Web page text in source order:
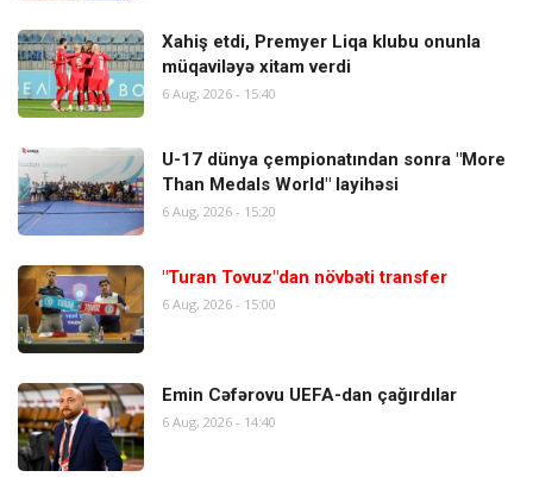
Xahiş etdi, Premyer Liqa klubu onunla
müqaviləyə xitam verdi
6 Aug, 2026 - 15:40
U-17 dünya çempionatından sonra "More
Than Medals World" layihəsi
6 Aug, 2026 - 15:20
"Turan Tovuz"dan növbəti transfer
6 Aug, 2026 - 15:00
Emin Cəfərovu UEFA-dan çağırdılar
6 Aug, 2026 - 14:40